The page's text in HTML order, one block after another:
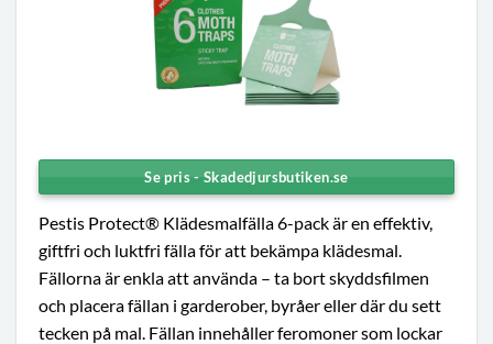
Se pris - Skadedjursbutiken.se
Pestis Protect® Klädesmalfälla 6-pack är en effektiv,
giftfri och luktfri fälla för att bekämpa klädesmal.
Fällorna är enkla att använda – ta bort skyddsfilmen
och placera fällan i garderober, byråer eller där du sett
tecken på mal. Fällan innehåller feromoner som lockar